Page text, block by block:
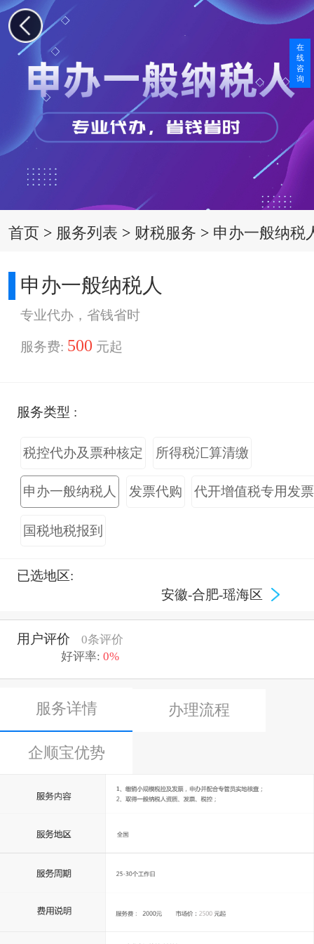
首页 > 服务列表 > 财税服务 > 申办一般纳税
申办一般纳税人
专业代办，省钱省时
服务费: 500 元起
服务类型 :
税控代办及票种核定 所得税汇算清缴
申办一般纳税人 发票代购 代开增值税专用发票
国税地税报到
已选地区:
安徽-合肥-瑶海区
用户评价
0条评价
好评率: 0%
服务详情 办理流程
企顺宝优势
在
线
咨
询